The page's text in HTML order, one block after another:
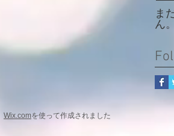
ま
ん。
Wix.comを使って作成されました